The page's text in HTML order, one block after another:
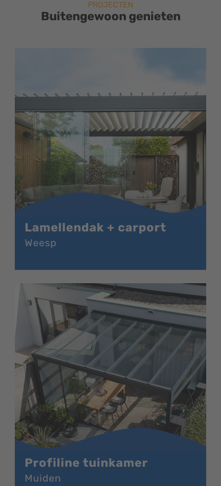
PROJECTEN
Buitengewoon genieten
Lamellendak + carport
Weesp
Profiline tuinkamer
Muiden